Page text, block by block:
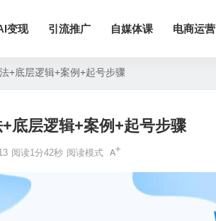
变现 引流推广 自媒体课 电商运营
+底层逻辑+案例+起号步骤
底层逻辑+案例+起号步骤
阅读1分42秒 阅读模式